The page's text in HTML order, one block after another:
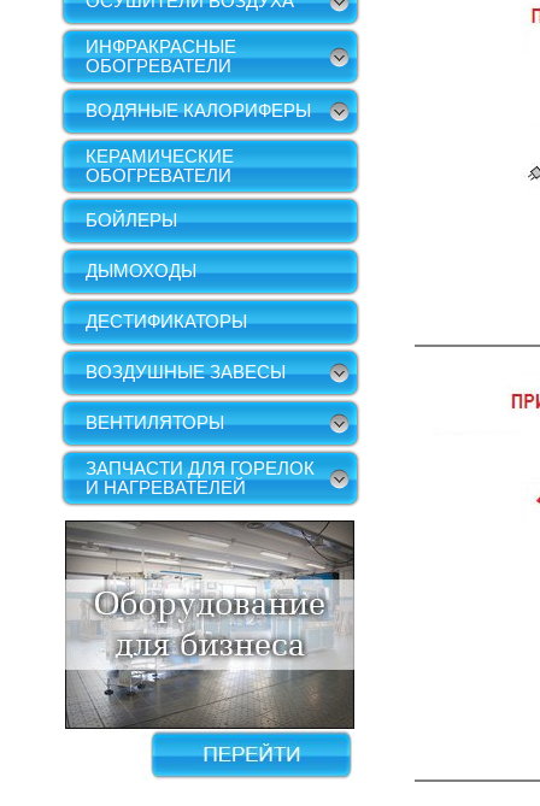
ИНФРАКРАСНЫЕ
ОБОГРЕВАТЕЛИ
ВОДЯНЫЕ КАЛОРИФЕРЫ
КЕРАМИЧЕСКИЕ
ОБОГРЕВАТЕЛИ
БОЙЛЕРЫ
ДЫМОХОДЫ
ДЕСТИФИКАТОРЫ
ВОЗДУШНЫЕ ЗАВЕСЫ
ВЕНТИЛЯТОРЫ
ЗАПЧАСТИ ДЛЯ ГОРЕЛОК
И НАГРЕВАТЕЛЕЙ